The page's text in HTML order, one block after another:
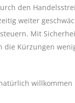
den
weiter
Mit
Kürzungen